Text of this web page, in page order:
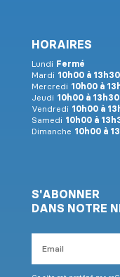
HORAIRES
Lundi Fermé
Mardi 10h00 à
Mercredi 10h00 à
Jeudi 10h00 à
Vendredi 10h00 à
Samedi 10h00 à
Dimanche 10h00 à
S'ABONNER
DANS NOTRE